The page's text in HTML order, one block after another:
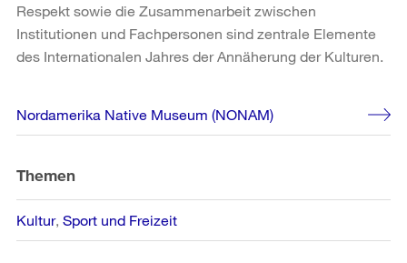
Respekt sowie die Zusammenarbeit zwischen
Institutionen und Fachpersonen sind zentrale Elemente
des Internationalen Jahres der Annäherung der Kulturen.
Weitere
Informationen
Nordamerika Native Museum (NONAM)
Themen
Kultur Sport und Freizeit